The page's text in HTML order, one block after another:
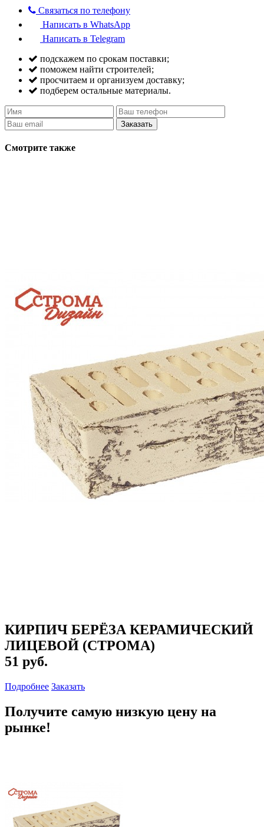
Связаться по телефону
Написать в WhatsApp
Написать в Telegram
подскажем по срокам поставки;
поможем найти строителей;
просчитаем и организуем доставку;
подберем остальные материалы.
Заказать
Смотрите также
КИРПИЧ БЕРЁЗА КЕРАМИЧЕСКИЙ
ЛИЦЕВОЙ (СТРОМА)
51 руб.
Подробнее Заказать
Получите самую низкую цену на
рынке!